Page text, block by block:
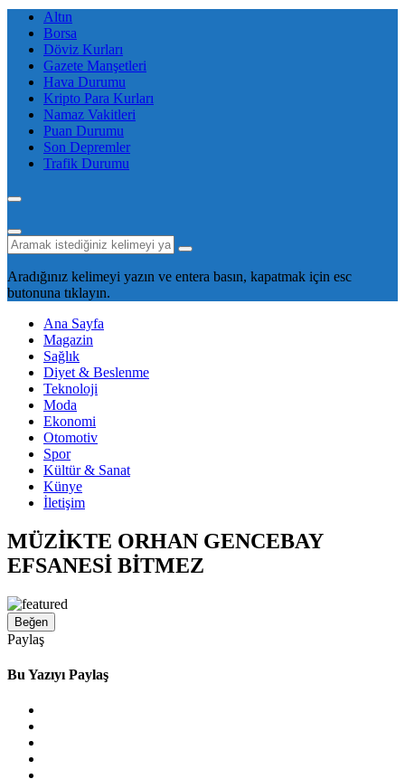
Altın
Borsa
Döviz Kurları
Gazete Manşetleri
Hava Durumu
Kripto Para Kurları
Namaz Vakitleri
Puan Durumu
Son Depremler
Trafik Durumu
Aradığınız kelimeyi yazın ve entera basın, kapatmak için esc
butonuna tıklayın.
Ana Sayfa
Magazin
Sağlık
Diyet & Beslenme
Teknoloji
Moda
Ekonomi
Otomotiv
Spor
Kültür & Sanat
Künye
İletişim
MÜZİKTE ORHAN GENCEBAY
EFSANESİ BİTMEZ
Beğen
Paylaş
Bu Yazıyı Paylaş